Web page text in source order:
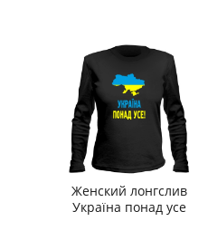
Женский лонгслив
Україна понад усе